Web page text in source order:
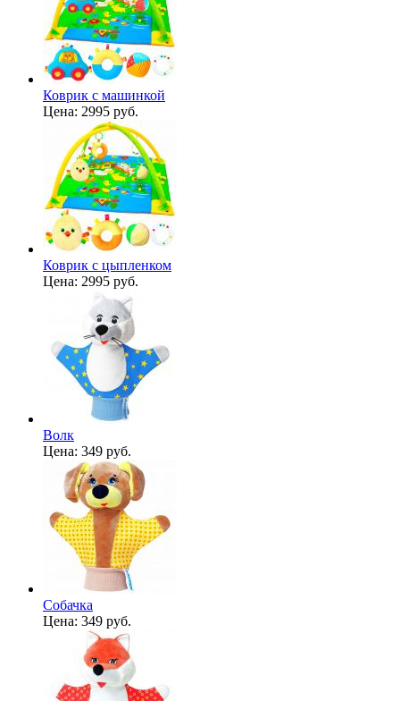
Коврик с машинкой
Цена: 2995 руб.
Коврик с цыпленком
Цена: 2995 руб.
Волк
Цена: 349 руб.
Собачка
Цена: 349 руб.